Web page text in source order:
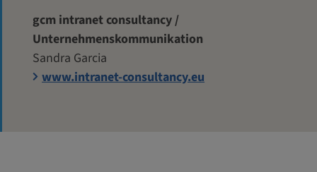
gcm intranet consultancy /
Unternehmenskommunikation
Sandra Garcia
www.intranet-consultancy.eu